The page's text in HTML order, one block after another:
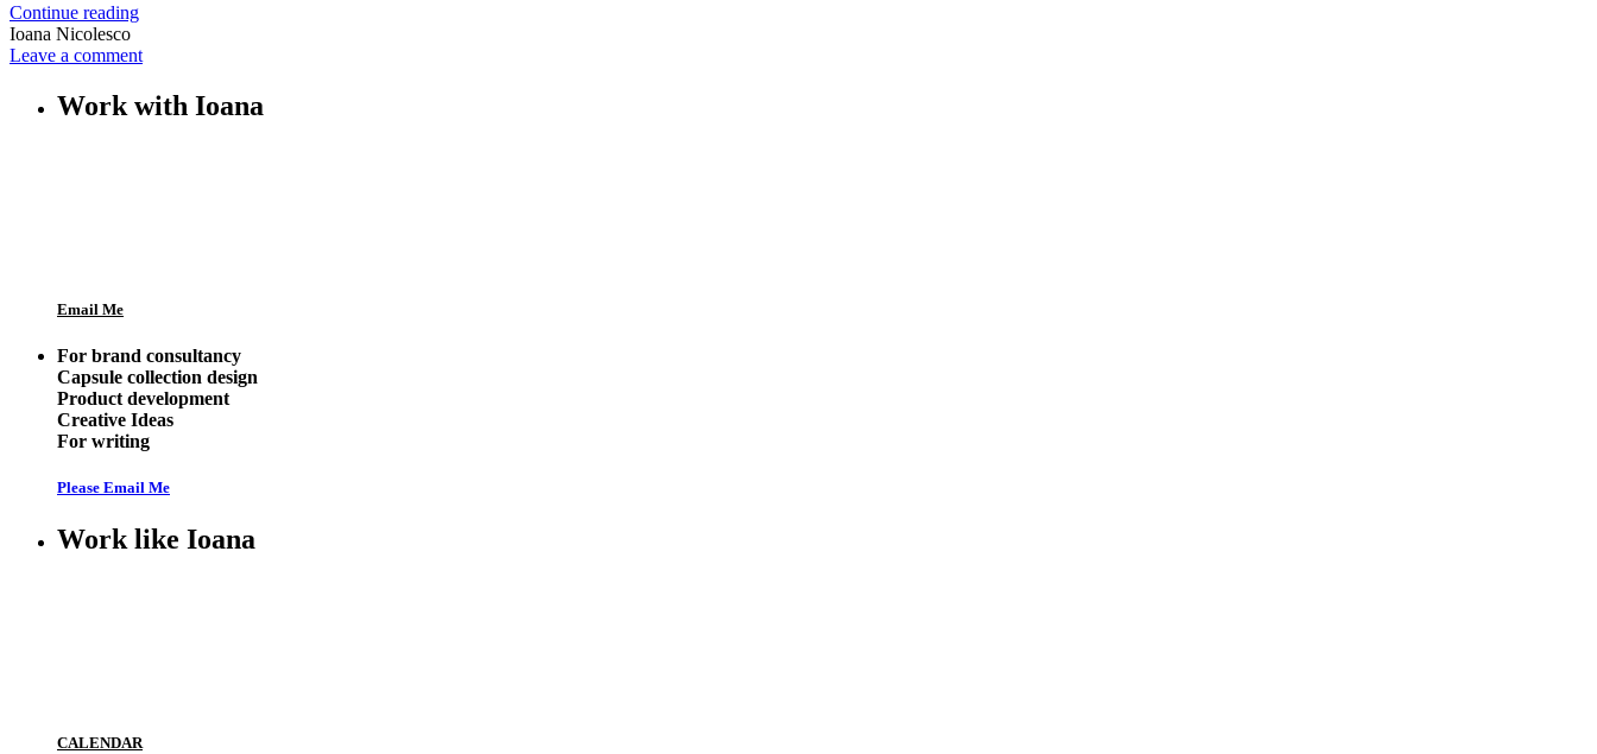
Continue reading
Ioana Nicolesco
Leave a comment
Work with Ioana
Email Me
For brand consultancy
Capsule collection design
Product development
Creative Ideas
For writing
Please Email Me
Work like Ioana
CALENDAR